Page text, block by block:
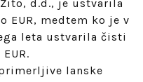
Žito, d.d., je ustvarila
EUR, medtem ko je v
leta ustvarila čisti
lanske